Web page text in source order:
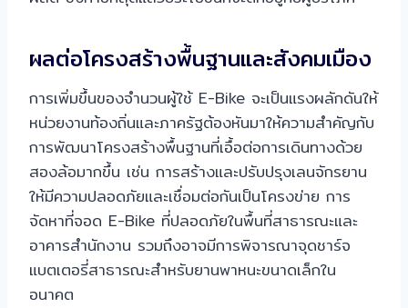
ผลต่อโครงสร้างพื้นฐานและสังคมเมือง
การเพิ่มขึ้นของจำนวนผู้ใช้ E-Bike จะเป็นแรงผลักดันให้
หน่วยงานท้องถิ่นและภาครัฐต้องหันมาให้ความสำคัญกับ
การพัฒนาโครงสร้างพื้นฐานที่เอื้อต่อการเดินทางด้วย
สองล้อมากขึ้น เช่น การสร้างและปรับปรุงเลนจักรยาน
ให้มีความปลอดภัยและเชื่อมต่อกันเป็นโครงข่าย การ
จัดหาที่จอด E-Bike ที่ปลอดภัยในพื้นที่สาธารณะและ
อาคารสำนักงาน รวมถึงอาจมีการพิจารณาจุดชาร์จ
แบตเตอรี่สาธารณะสำหรับยานพาหนะขนาดเล็กใน
อนาคต